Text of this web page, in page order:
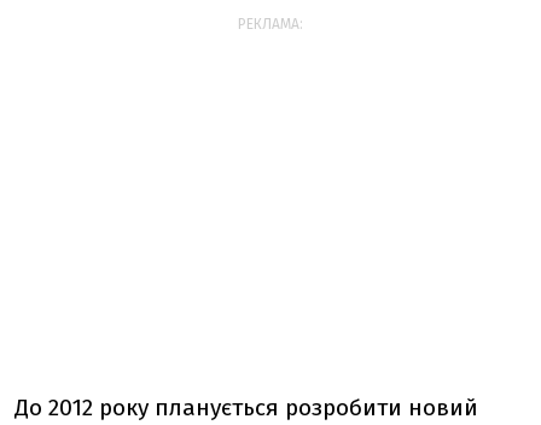
РЕКЛАМА:
До 2012 року планується розробити новий